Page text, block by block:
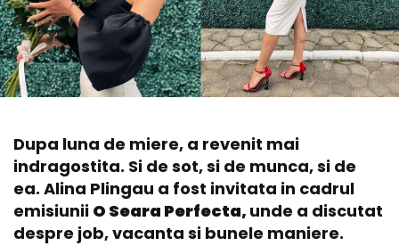
Dupa luna de miere, a revenit mai
indragostita. Si de sot, si de munca, si de
ea. Alina Plingau a fost invitata in cadrul
emisiunii O Seara Perfecta, unde a discutat
despre job, vacanta si bunele maniere.